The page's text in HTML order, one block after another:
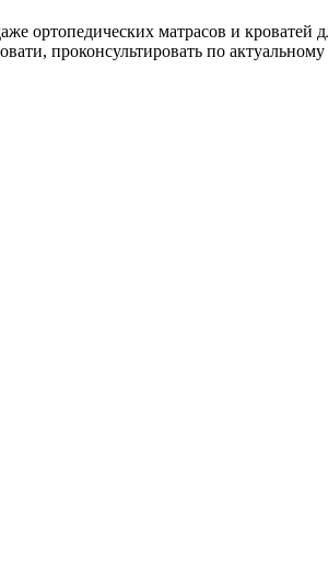
ортопедических матрасов и кроватей
проконсультировать по актуальному